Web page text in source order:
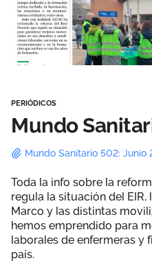
Perspectivas Área
PERIÓDICOS
Mundo
Mundo Sanitario 502: Junio
Toda la info sobre la
regula la situación del
Marco y las distintas
hemos emprendido para
laborales de enfermeras y
país.